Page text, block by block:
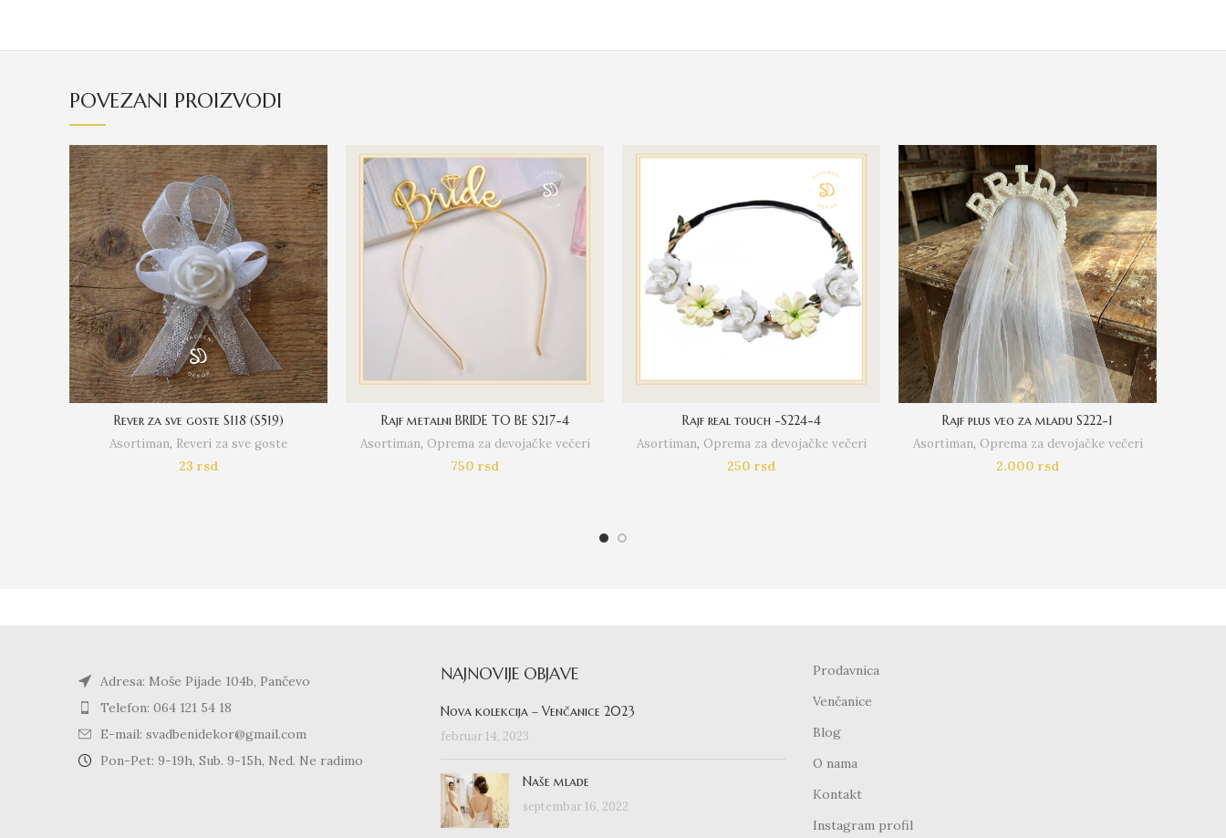
POVEZANI PROIZVODI
Rever za sve goste S118 (S519)
Asortiman, Reveri za sve goste
23 rsd
Rajf metalni BRIDE TO BE S217-4
Asortiman, Oprema za devojačke večeri
750 rsd
Rajf real touch -S224-4
Asortiman, Oprema za devojačke večeri
250 rsd
Rajf plus veo za mladu S222-1
Asortiman, Oprema za devojačke večeri
2.000 rsd
Adresa: Moše Pijade 104b, Pančevo
Telefon: 064 121 54 18
E-mail: svadbenidekor@gmail.com
Pon-Pet: 9-19h, Sub. 9-15h, Ned. Ne radimo
NAJNOVIJE OBJAVE
Nova kolekcija – Venčanice 2023
februar 14, 2023
Naše mlade
septembar 16, 2022
Prodavnica
Venčanice
Blog
O nama
Kontakt
Instagram profil